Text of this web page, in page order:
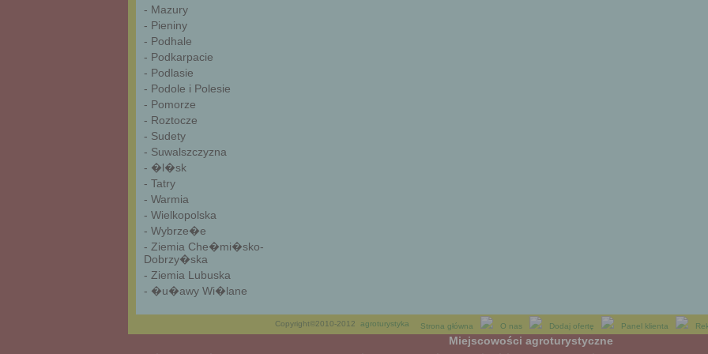
- Mazury
- Pieniny
- Podhale
- Podkarpacie
- Podlasie
- Podole i Polesie
- Pomorze
- Roztocze
- Sudety
- Suwalszczyzna
- �l�sk
- Tatry
- Warmia
- Wielkopolska
- Wybrze�e
- Ziemia Che�mi�sko-
Dobrzy�ska
- Ziemia Lubuska
- �u�awy Wi�lane
Copyright©2010-2012 agroturystyka Strona główna O nas Dodaj ofertę Panel klienta
Miejscowości agroturystyczne